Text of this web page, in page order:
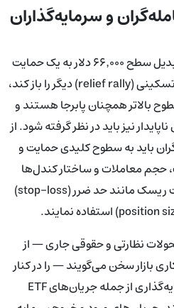
و سرمایه‌گذاران
برای معامله‌گران کوتاه‌مدت، تبدیل سطح ۶۶٬۰۰۰ دلار به یک حمایت
پایدار می‌تواند درهای یک موج تسکینی (relief rally) دیگر را باز کند،
بالاتر همچنان پابرجا هستند و
نیز باید در نظر گرفته شود. از
باید به سطوح کلیدی حمایت و
حجم معاملات و ساختار کندل‌ها
توجه کنند و از ابزارهای مدیریت ریسک مانند حد ضرر (stop-loss)
نظارتی و حقوقی جاری — از
بازار سخن می‌گویند — را در کنار
عوامل کلان و جریان‌های سرمایه‌گذاری از جمله جریان‌های ETF